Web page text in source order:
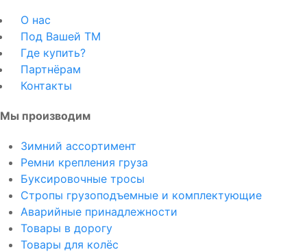
О нас
Под Вашей ТМ
Где купить?
Партнёрам
Контакты
Мы производим
Зимний ассортимент
Ремни крепления груза
Буксировочные тросы
Стропы грузоподъемные и комплектующие
Аварийные принадлежности
Товары в дорогу
Товары для колёс